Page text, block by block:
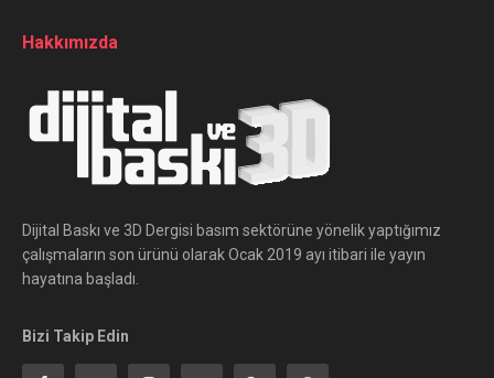
Hakkımızda
Dijital Baskı ve 3D Dergisi basım sektörüne yönelik yaptığımız
çalışmaların son ürünü olarak Ocak 2019 ayı itibari ile yayın
hayatına başladı.
Bizi Takip Edin